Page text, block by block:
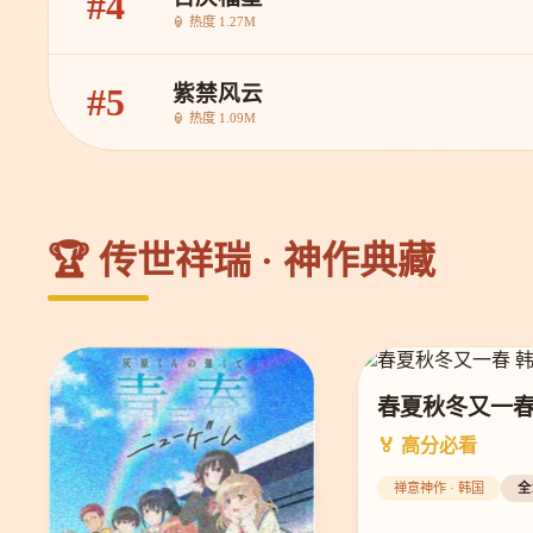
🏮 热度 1.27M
#5 紫禁风云
🏮 热度 1.09M
🏆 传世祥瑞 · 神作典藏
春夏秋冬又一
🏅 高分必看
禅意神作 · 韩国 全